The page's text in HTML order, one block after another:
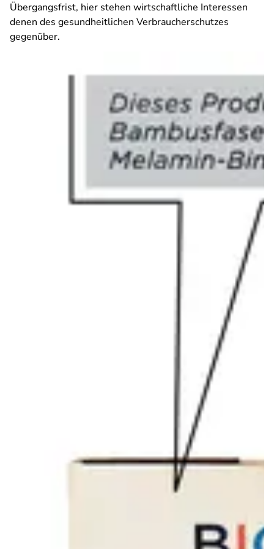
Übergangsfrist, hier stehen wirtschaftliche Interessen
denen des gesundheitlichen Verbraucherschutzes
gegenüber.